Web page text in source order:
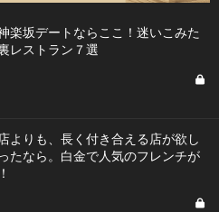
楽坂デートならここ！迷いこみた
レストラン７選
よりも、長く付き合える店が欲し
たなら。白金で人気のフレンチが